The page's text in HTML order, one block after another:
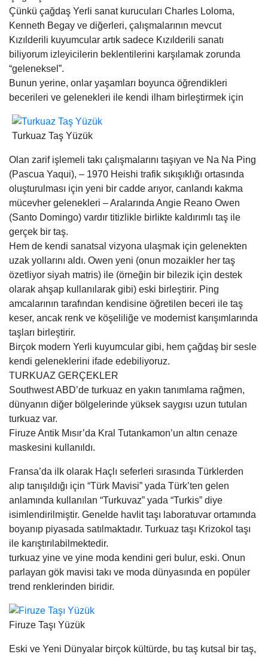
Çünkü çağdaş Yerli sanat kurucuları Charles Loloma,
Kenneth Begay ve diğerleri, çalışmalarının mevcut
Kızılderili kuyumcular artık sadece Kızılderili sanatı
biliyorum izleyicilerin beklentilerini karşılamak zorunda
“geleneksel”.
Bunun yerine, onlar yaşamları boyunca öğrendikleri
becerileri ve gelenekleri ile kendi ilham birleştirmek için
Turkuaz Taş Yüzük
Olan zarif işlemeli takı çalışmalarını taşıyan ve Na Na Ping
(Pascua Yaqui), – 1970 Heishi trafik sıkışıklığı ortasında
oluşturulması için yeni bir cadde arıyor, canlandı kakma
mücevher gelenekleri – Aralarında Angie Reano Owen
(Santo Domingo) vardır titizlikle birlikte kaldırımlı taş ile
gerçek bir taş.
Hem de kendi sanatsal vizyona ulaşmak için gelenekten
uzak yollarını aldı. Owen yeni (onun mozaikler her taş
özetliyor siyah matris) ile (örneğin bir bilezik için destek
olarak ahşap kullanılarak gibi) eski birleştirir. Ping
amcalarının tarafından kendisine öğretilen beceri ile taş
keser, ancak renk ve köşeliliğe ve modernist karışımlarında
taşları birleştirir.
Birçok modern Yerli kuyumcular gibi, hem çağdaş bir sesle
kendi geleneklerini ifade edebiliyoruz.
TURKUAZ GERÇEKLER
Southwest ABD’de turkuaz en yakın tanımlama rağmen,
dünyanın diğer bölgelerinde yüksek saygısı uzun tutulan
turkuaz var.
Firuze Antik Mısır’da Kral Tutankamon’un altın cenaze
maskesini kullanıldı.
Fransa’da ilk olarak Haçlı seferleri sırasında Türklerden
alıp tanışıldığı için “Türk Mavisi” yada Türk’ten gelen
anlamında kullanılan “Turkuvaz” yada “Turkis” diye
isimlendirilmiştir. Genelde havlit taşı laboratuvar ortamında
boyanıp piyasada satılmaktadır. Turkuaz taşı Krizokol taşı
ile karıştırılabilmektedir.
turkuaz yine ve yine moda kendini geri bulur, eski. Onun
parlayan gök mavisi takı ve moda dünyasında en popüler
trend renklerinden biridir.
Firuze Taşı Yüzük
Eski ve Yeni Dünyalar birçok kültürde, bu taş kutsal bir taş,